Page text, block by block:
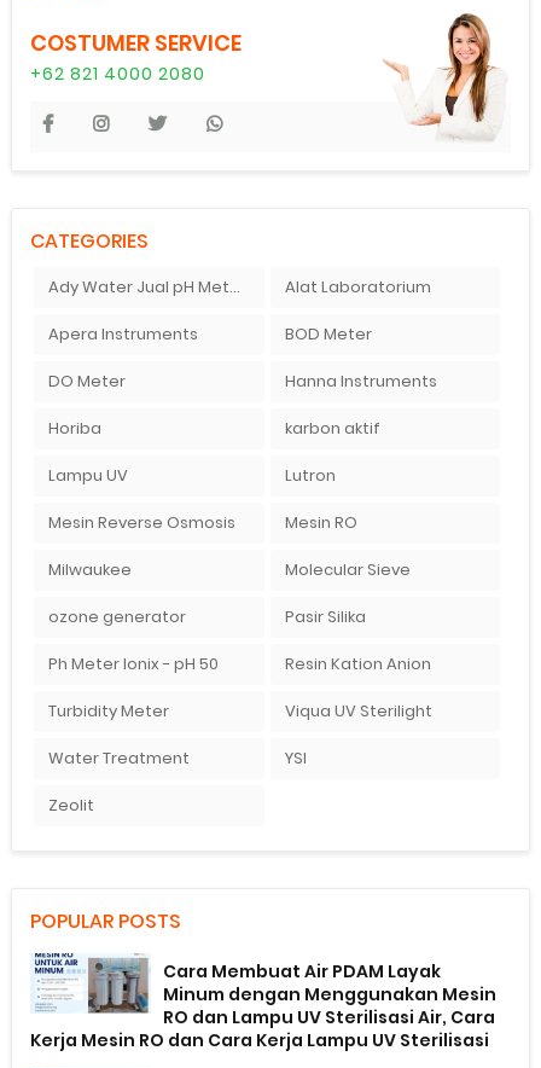
COSTUMER SERVICE
+62 821 4000 2080
CATEGORIES
Ady Water Jual pH Meter Murah Alat Laboratorium
Apera Instruments BOD Meter
DO Meter Hanna Instruments
Horiba karbon aktif
Lampu UV Lutron
Mesin Reverse Osmosis Mesin RO
Milwaukee Molecular Sieve
ozone generator Pasir Silika
Ph Meter Ionix - pH 50 Resin Kation Anion
Turbidity Meter Viqua UV Sterilight
Water Treatment YSI
Zeolit
POPULAR POSTS
Cara Membuat Air PDAM Layak
Minum dengan Menggunakan Mesin
RO dan Lampu UV Sterilisasi Air, Cara
Kerja Mesin RO dan Cara Kerja Lampu UV Sterilisasi